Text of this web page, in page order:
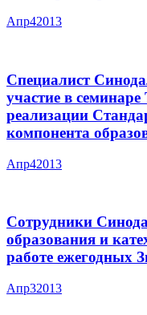
Апр42013
Специалист
участие в
реализации
компонента
Апр42013
Сотрудники
образования и
работе ежегодных
Апр32013